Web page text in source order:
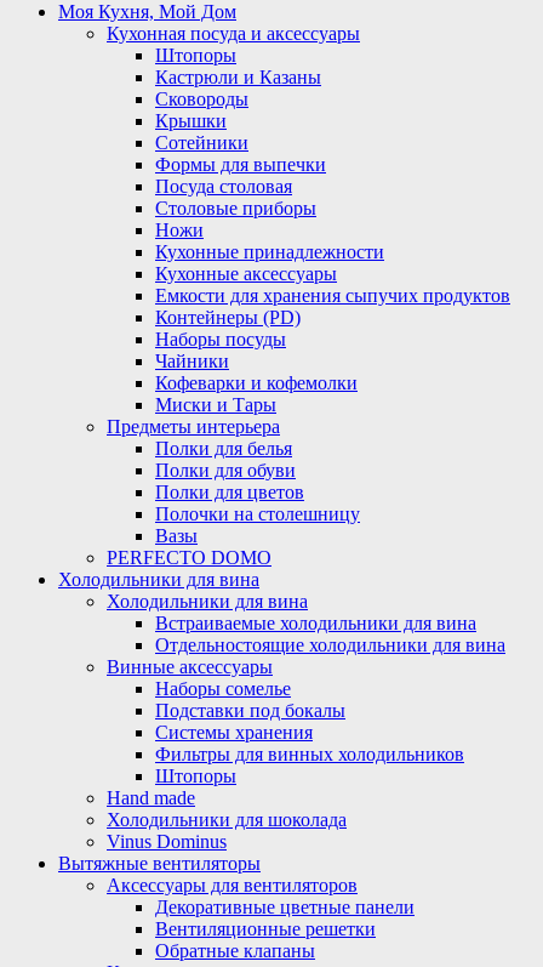
Моя Кухня, Мой Дом
Кухонная посуда и аксессуары
Штопоры
Кастрюли и Казаны
Сковороды
Крышки
Сотейники
Формы для выпечки
Посуда столовая
Столовые приборы
Ножи
Кухонные принадлежности
Кухонные аксессуары
Емкости для хранения сыпучих продуктов
Контейнеры (PD)
Наборы посуды
Чайники
Кофеварки и кофемолки
Миски и Тары
Предметы интерьера
Полки для белья
Полки для обуви
Полки для цветов
Полочки на столешницу
Вазы
PERFECTO DOMO
Холодильники для вина
Холодильники для вина
Встраиваемые холодильники для вина
Отдельностоящие холодильники для вина
Винные аксессуары
Наборы сомелье
Подставки под бокалы
Системы хранения
Фильтры для винных холодильников
Штопоры
Hand made
Холодильники для шоколада
Vinus Dominus
Вытяжные вентиляторы
Аксессуары для вентиляторов
Декоративные цветные панели
Вентиляционные решетки
Обратные клапаны